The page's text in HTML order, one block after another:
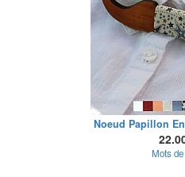
Noeud Papillon
Mots